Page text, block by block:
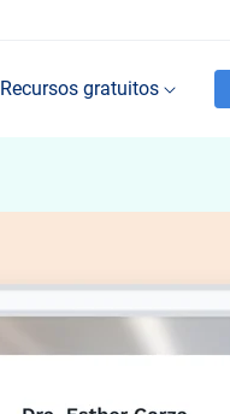
Recursos gratuitos